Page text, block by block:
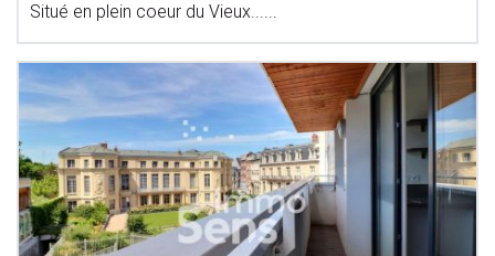
Situé en plein coeur du Vieux......